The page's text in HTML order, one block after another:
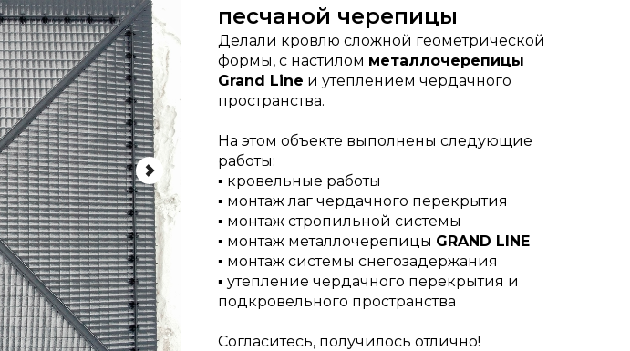
песчаной черепицы
Делали кровлю сложной геометрической
формы, с настилом металлочерепицы
Grand Line и утеплением чердачного
пространства.
На этом объекте выполнены следующие
работы:
▪ кровельные работы
▪ монтаж лаг чердачного перекрытия
▪ монтаж стропильной системы
▪ монтаж металлочерепицы GRAND LINE
▪ монтаж системы снегозадержания
▪ утепление чердачного перекрытия и
подкровельного пространства
Согласитесь, получилось отлично!